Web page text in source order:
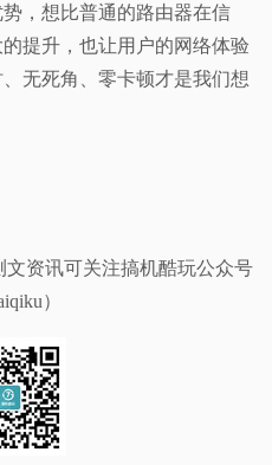
，想比普通的路由器在信
提升，也让用户的网络体验
无死角、零卡顿才是我们想
资讯可关注搞机酷玩公众号
）